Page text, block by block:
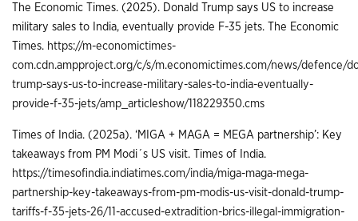
The Economic Times. (2025). Donald Trump says US to increase
military sales to India, eventually provide F-35 jets. The Economic
Times. https://m-economictimes-
com.cdn.ampproject.org/c/s/m.economictimes.com/news/defence/
trump-says-us-to-increase-military-sales-to-india-eventually-
provide-f-35-jets/amp_articleshow/118229350.cms
Times of India. (2025a). ‘MIGA + MAGA = MEGA partnership’: Key
takeaways from PM Modi´s US visit. Times of India.
https://timesofindia.indiatimes.com/india/miga-maga-mega-
partnership-key-takeaways-from-pm-modis-us-visit-donald-trump-
tariffs-f-35-jets-26/11-accused-extradition-brics-illegal-immigration-